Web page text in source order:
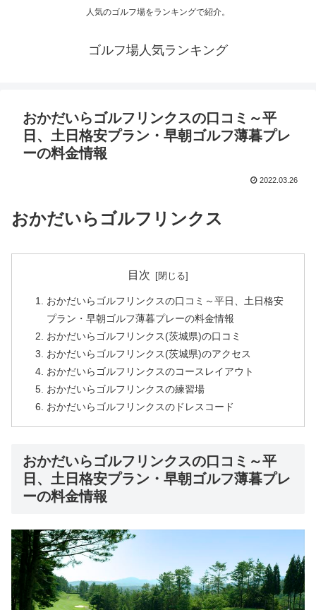
人気のゴルフ場をランキングで紹介。
ゴルフ場人気ランキング
おかだいらゴルフリンクスの口コミ～平
日、土日格安プラン・早朝ゴルフ薄暮プレ
ーの料金情報
2022.03.26
おかだいらゴルフリンクス
目次
おかだいらゴルフリンクスの口コミ～平日、土日格安
プラン・早朝ゴルフ薄暮プレーの料金情報
おかだいらゴルフリンクス(茨城県)の口コミ
おかだいらゴルフリンクス(茨城県)のアクセス
おかだいらゴルフリンクスのコースレイアウト
おかだいらゴルフリンクスの練習場
おかだいらゴルフリンクスのドレスコード
おかだいらゴルフリンクスの口コミ～平
日、土日格安プラン・早朝ゴルフ薄暮プレ
ーの料金情報